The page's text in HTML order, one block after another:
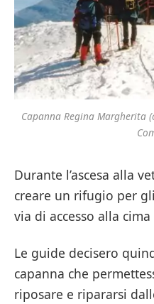
Capanna Regina Margherita
Durante l’ascesa alla
creare un rifugio per
via di accesso alla
Le guide decisero
capanna che
riposare e ripararsi